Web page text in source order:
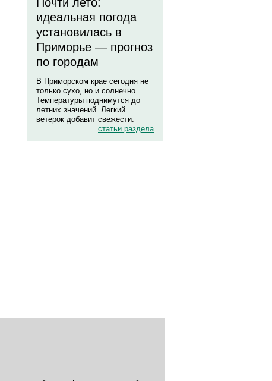
идеальная погода
установилась в
Приморье — прогноз
по городам
В Приморском крае сегодня не
только сухо, но и солнечно.
Температуры поднимутся до
летних значений. Легкий
ветерок добавит свежести.
статьи раздела